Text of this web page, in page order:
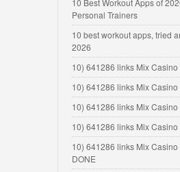
10 Best Workout Apps of
Personal Trainers
10 best workout apps, tried
2026
10) 641286 links Mix Casino
10) 641286 links Mix Casino
10) 641286 links Mix Casino
10) 641286 links Mix Casino
10) 641286 links Mix Casino
DONE